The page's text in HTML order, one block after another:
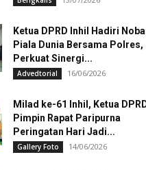
Ketua DPRD Inhil Hadiri
Piala Dunia Bersama Polres,
Perkuat Sinergi...
Advedtorial 16/06/2026
Milad ke-61 Inhil, Ketua
Pimpin Rapat Paripurna
Peringatan Hari Jadi...
Gallery Foto 14/06/2026